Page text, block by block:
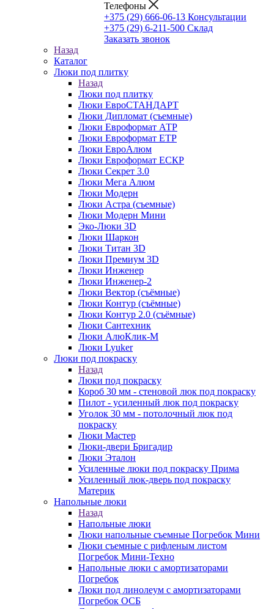
Телефоны
+375 (29) 666-06-13 Консультации
+375 (29) 6-211-500 Склад
Заказать звонок
Назад
Каталог
Люки под плитку
Назад
Люки под плитку
Люки ЕвроСТАНДАРТ
Люки Дипломат (съемные)
Люки Евроформат АТР
Люки Евроформат ЕТР
Люки ЕвроАлюм
Люки Евроформат ЕСКР
Люки Секрет 3.0
Люки Мега Алюм
Люки Модерн
Люки Астра (съемные)
Люки Модерн Мини
Эко-Люки 3D
Люки Шаркон
Люки Титан 3D
Люки Премиум 3D
Люки Инженер
Люки Инженер-2
Люки Вектор (съёмные)
Люки Контур (съёмные)
Люки Контур 2.0 (съёмные)
Люки Сантехник
Люки АлюКлик-М
Люки Lyuker
Люки под покраску
Назад
Люки под покраску
Короб 30 мм - стеновой люк под покраску
Пилот - усиленный люк под покраску
Уголок 30 мм - потолочный люк под
покраску
Люки Мастер
Люки-двери Бригадир
Люки Эталон
Усиленные люки под покраску Прима
Усиленный люк-дверь под покраску
Материк
Напольные люки
Назад
Напольные люки
Люки напольные съемные Погребок Мини
Люки съемные с рифленым листом
Погребок Мини-Техно
Напольные люки с амортизаторами
Погребок
Люки под линолеум с амортизаторами
Погребок ОСБ